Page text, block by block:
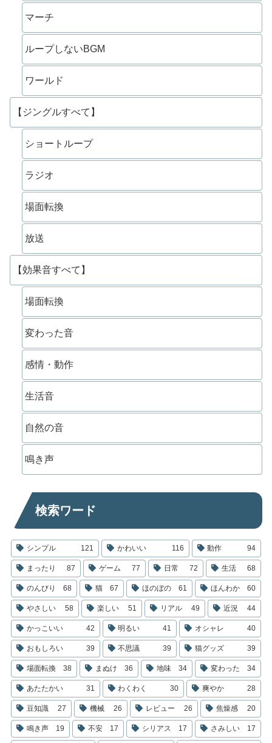
マーチ
ループしないBGM
ワールド
【ジングルすべて】
ショートループ
ラジオ
場面転換
放送
【効果音すべて】
場面転換
変わった音
感情・動作
生活音
自然の音
鳴き声
検索ワード
シンプル 121 かわいい 116 動作 94
まったり 87 ゲーム 77 日常 72 生活 68
のんびり 68 猫 67 ほのぼの 61 ほんわか 60
やさしい 58 楽しい 51 リアル 49 近況 44
かっこいい 42 明るい 41 オシャレ 40
おもしろい 39 不思議 39 猫グッズ 39
場面転換 38 まぬけ 36 地味 34 変わった 34
あたたかい 31 わくわく 30 爽やか 28
豆知識 27 機械 26 レビュー 26 焦燥感 20
鳴き声 19 不安 17 シリアス 17 さみしい 17